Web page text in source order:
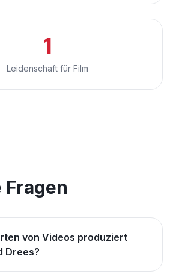
1
Leidenschaft für Film
Fragen
von Videos produziert
Drees?